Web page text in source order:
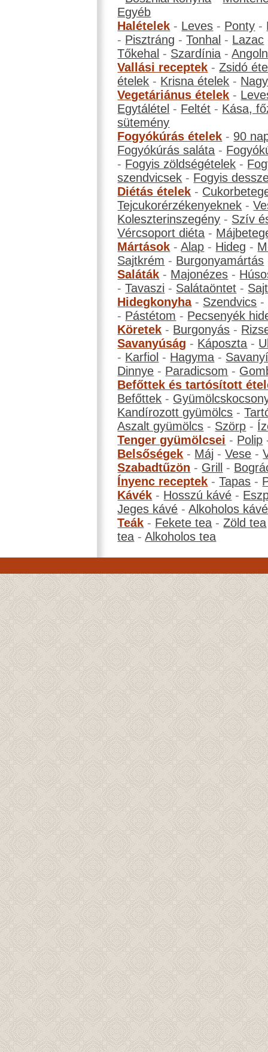
Egyéb
Halételek - Leves - Ponty -
- Pisztráng -Tonhal - Lazac
Tőkehal - Szardínia -
Vallási receptek -Zsidó
ételek - Krisna ételek -
Vegetáriánus ételek -
Egytálétel - Feltét - Kása,
sütemény
Fogyókúrás ételek - 90
Fogyókúrás saláta -
- Fogyis zöldségételek -
szendvicsek - Fogyis
Diétás ételek -
Tejcukorérzékenyeknek -
Koleszterinszegény - Szív
Vércsoport diéta -
Mártások -Alap - Hideg -
Sajtkrém - Burgonyamártás
Saláták - Majonézes -
-Tavaszi - Salátaöntet -
Hidegkonyha- Szendvics -
- Pástétom - Pecsenyék
Köretek - Burgonyás -
Savanyúság - Káposzta -
- Karfiol - Hagyma -
Dinnye - Paradicsom -
Befőttek és tartósított
Befőttek -
Kandírozott gyümölcs -
Aszalt gyümölcs - Szörp -
Tenger gyümölcsei - Polip
Belsőségek - Máj -Vese -
Szabadtűzön - Grill -
Ínyenc receptek -Tapas -
Kávék - Hosszú kávé -
Jeges kávé -Alkoholos kávé
Teák - Fekete tea -Zöld tea
tea -Alkoholos tea